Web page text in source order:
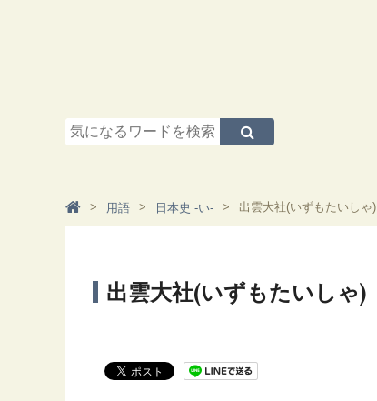
用語 日本史 -い- 出雲大社(いずもたいしゃ)
出雲大社(いずもたいしゃ)